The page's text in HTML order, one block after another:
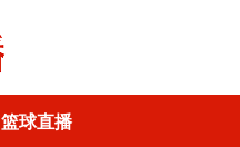
篮球直播